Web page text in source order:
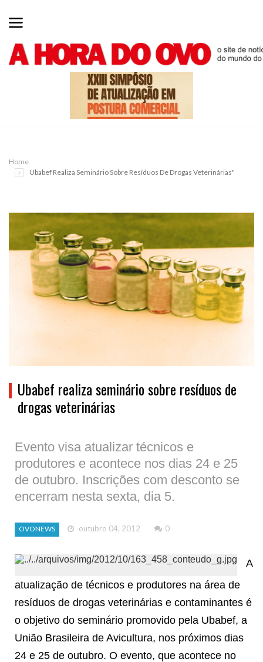
Home
Ubabef Realiza Seminário Sobre Resíduos De Drogas Veterinárias"
Ubabef realiza seminário sobre resíduos de
drogas veterinárias
Evento visa atualizar técnicos e
produtores e acontece nos dias 24 e 25
de outubro. Inscrições com desconto se
encerram nesta sexta, dia 5.
OVONEWS outubro 04, 2012 0
A
atualização de técnicos e produtores na área de
resíduos de drogas veterinárias e contaminantes é
o objetivo do seminário promovido pela Ubabef, a
União Brasileira de Avicultura, nos próximos dias
24 e 25 de outubro. O evento, que acontece no